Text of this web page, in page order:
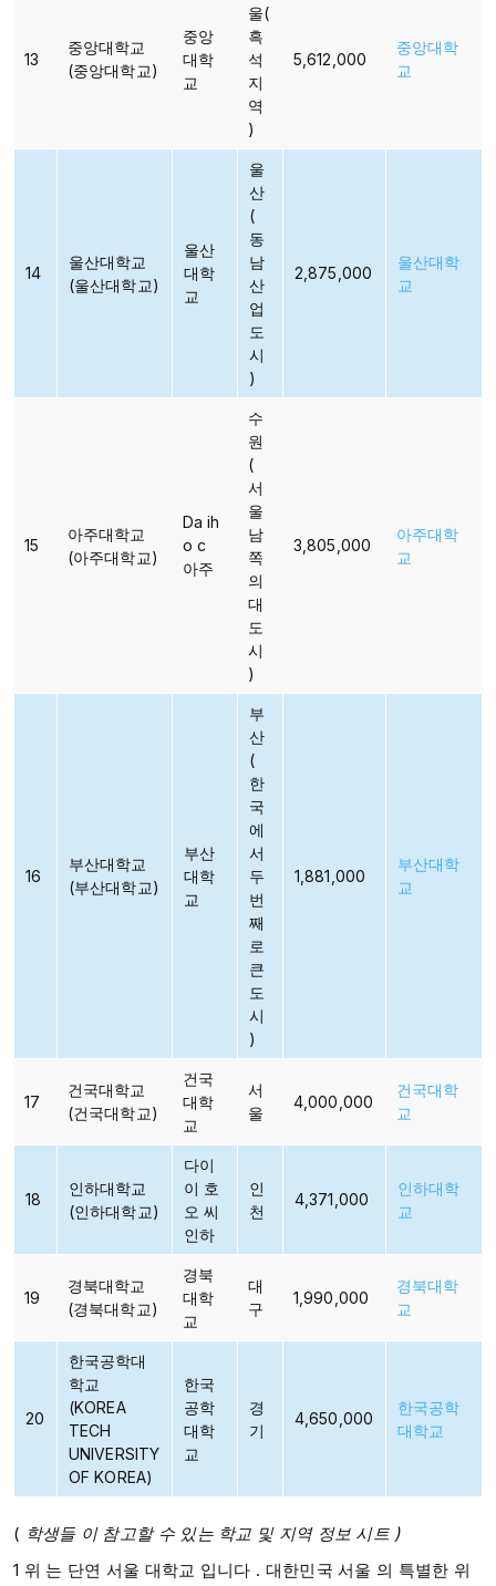
13
중앙대학교
(중앙대학교)
중앙
대학
교​​
울(
흑
석
지
역
)
5,612,000
중앙대학
교
14
울산대학교
(울산대학교)
울산
대학
교​
울
산
(
동
남
산
업
도
시
)
2,875,000
울산대학
교
15
아주대학교
(아주대학교)
Da ih
o c
아주
수
원
(
서
울
남
쪽
의
대
도
시
)
3,805,000
아주대학
교
16
부산대학교
(부산대학교)
부산
대학
교​
부
산
(
한
국
에
서
두
번
째
로
큰
도
시
)
1,881,000
부산대학
교
17
건국대학교
(건국대학교)
건국
대학
교
서
울
4,000,000
건국대학
교
18
인하대학교
(인하대학교)
다이
이 호
오 씨
인하
인
천
4,371,000
인하대학
교
19
경북대학교
(경북대학교)
경북
대학
교​
대
구
1,990,000
경북대학
교
20
한국공학대
학교
(KOREA
TECH
UNIVERSITY
OF KOREA)
한국
공학
대학
교
경
기
4,650,000
한국공학
대학교
( 학생들 이 참고할 수 있는 학교 및 지역 정보 시트 )
1 위 는 단연 서울 대학교 입니다 .​​ 대한민국 서울 의 특별한 위